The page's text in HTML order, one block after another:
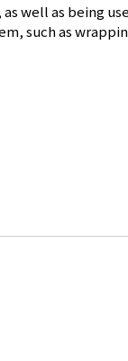
well as being
such as